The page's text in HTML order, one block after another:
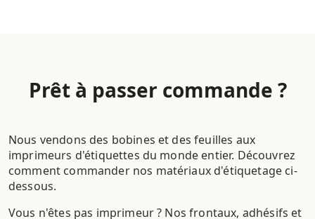
Prêt à passer commande ?
Nous vendons des bobines et des feuilles aux
imprimeurs d'étiquettes du monde entier. Découvrez
comment commander nos matériaux d'étiquetage ci-
dessous.
Vous n'êtes pas imprimeur ? Nos frontaux, adhésifs et